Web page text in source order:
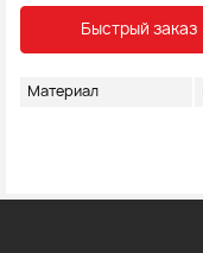
Быстрый заказ
Материал